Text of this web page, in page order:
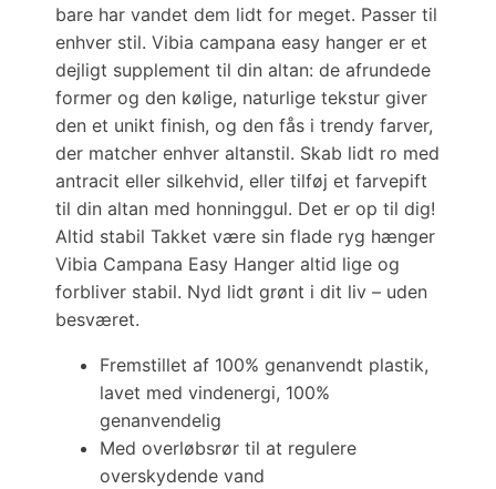
bare har vandet dem lidt for meget. Passer til
enhver stil. Vibia campana easy hanger er et
dejligt supplement til din altan: de afrundede
former og den kølige, naturlige tekstur giver
den et unikt finish, og den fås i trendy farver,
der matcher enhver altanstil. Skab lidt ro med
antracit eller silkehvid, eller tilføj et farvepift
til din altan med honninggul. Det er op til dig!
Altid stabil Takket være sin flade ryg hænger
Vibia Campana Easy Hanger altid lige og
forbliver stabil. Nyd lidt grønt i dit liv – uden
besværet.
Fremstillet af 100% genanvendt plastik,
lavet med vindenergi, 100%
genanvendelig
Med overløbsrør til at regulere
overskydende vand